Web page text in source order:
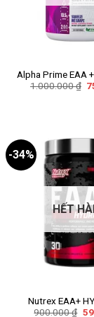
Alpha Prime EAA
1.000.000₫
-34%
HẾT
Nutrex EAA+
900.000₫